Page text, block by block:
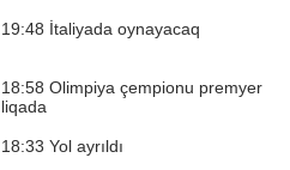
19:48 İtaliyada oynayacaq
18:58 Olimpiya çempionu premyer
liqada
18:33 Yol ayrıldı